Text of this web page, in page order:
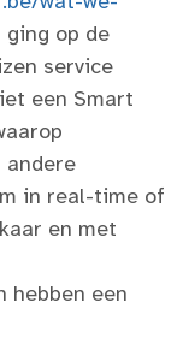
ging op de
service
een Smart
andere
in real-time of
en met
hebben een